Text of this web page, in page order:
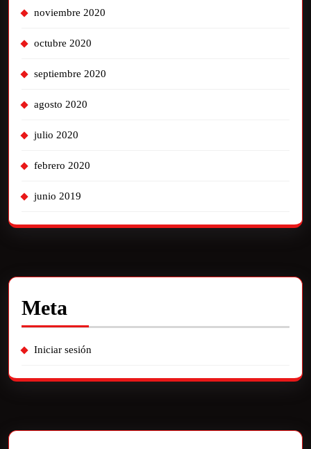
noviembre 2020
octubre 2020
septiembre 2020
agosto 2020
julio 2020
febrero 2020
junio 2019
Meta
Iniciar sesión